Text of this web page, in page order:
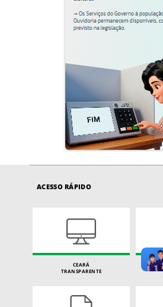
ACESSO RÁPIDO
CEARÁ
TRANSPARENTE